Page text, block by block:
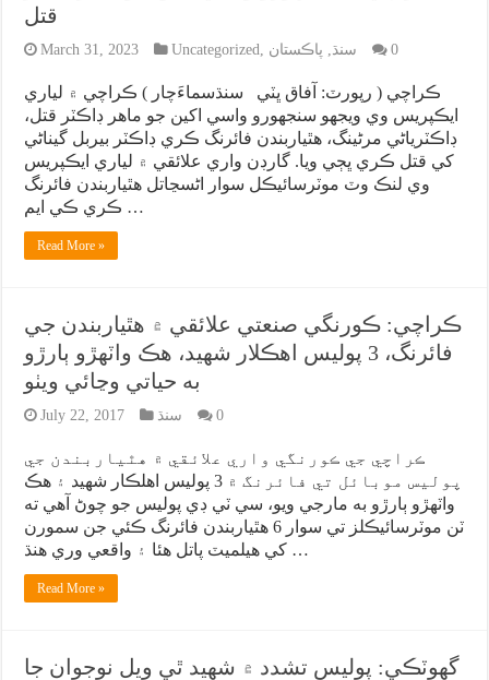
قتل
March 31, 2023 Uncategorized سنڌ پاڪستان 0
ڪراچي ( رپورٽ: آفاق ڀٽي سنڌسماءَچار ) ڪراچي ۾ لياري
ايڪپريس وي ويجهو سنجهورو واسي اکين جو ماهر ڊاڪٽر قتل،
ڊاڪٽرياڻي مرڻينگ، هٿياربندن فائرنگ ڪري ڊاڪٽر بيربل گيناڻي
کي قتل ڪري ڀڄي ويا. گارڊن واري علائقي ۾ لياري ايڪپريس
وي لنڪ وٽ موٽرسائيڪل سوار اڻسڃاتل هٿياربندن فائرنگ
ڪري ڪي ايم …
Read More »
ڪراچي: ڪورنگي صنعتي علائقي ۾ هٿياربندن جي
فائرنگ، 3 پوليس اهڪلار شهيد، هڪ واٽهڙو ٻارڙو
به حياتي وڃائي ويٺو
July 22, 2017 سنڌ 0
ڪراچي جي ڪورنگي واري علائقي ۾ هٿياربندن جي
پوليس موبائل تي فائرنگ ۾ 3 پوليس اهلڪار شهيد ۽ هڪ
واٽهڙو ٻارڙو به مارجي ويو، سي ٽي ڊي پوليس جو چوڻ آهي ته
ٽن موٽرسائيڪلز تي سوار 6 هٿياربندن فائرنگ ڪئي جن سمورن
کي هيلميٽ پاتل هئا ۽ واقعي وري هنڌ …
Read More »
گهوٽڪي: پوليس تشدد ۾ شهيد ٿي ويل نوجوان جا